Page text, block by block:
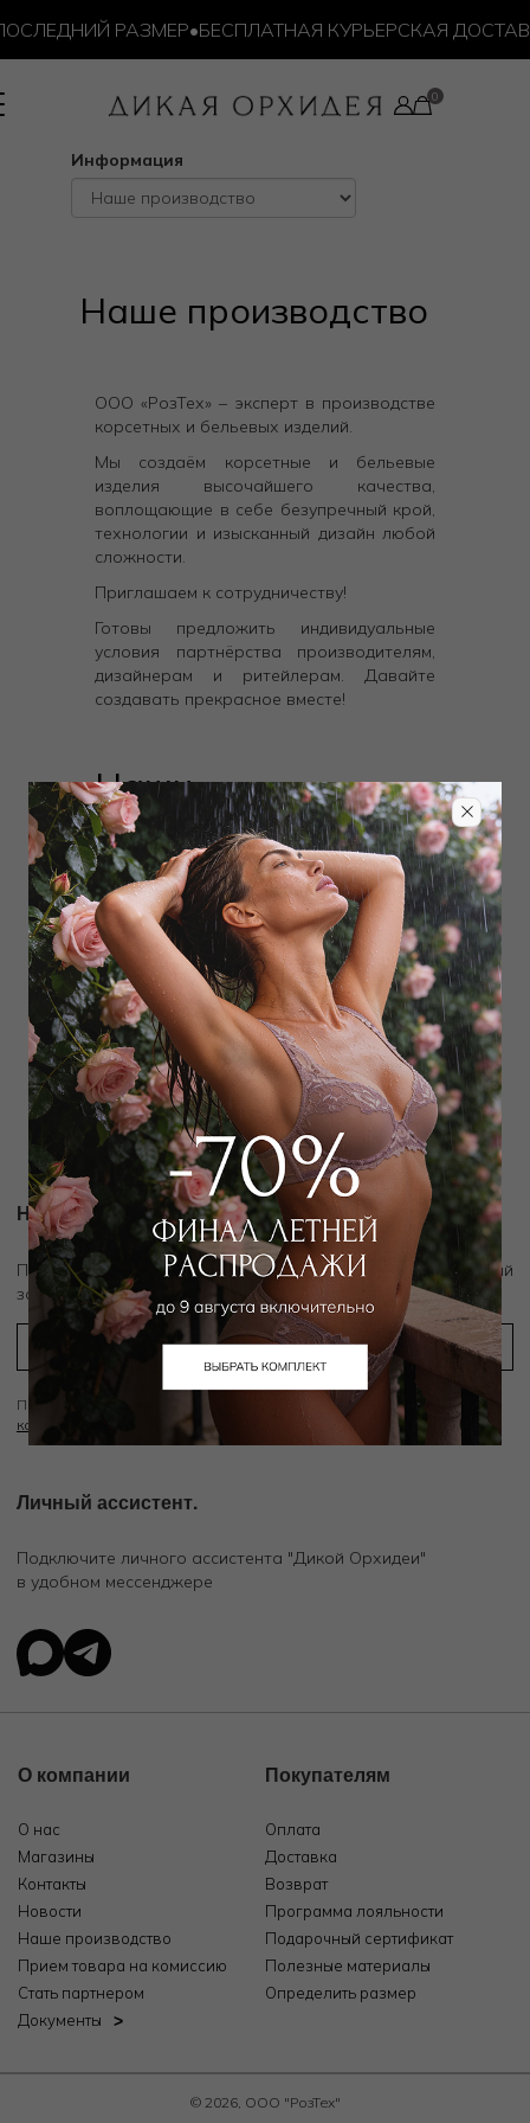
РАЗМЕР•БЕСПЛАТНАЯ КУРЬЕРСКАЯ
Информация
Наше производство
ООО «РозТех» – эксперт в производстве
корсетных и бельевых изделий.
Мы создаём корсетные и бельевые
изделия высочайшего качества,
воплощающие в себе безупречный крой,
технологии и изысканный дизайн любой
сложности.
Приглашаем к сотрудничеству!
Готовы предложить индивидуальные
условия партнёрства производителям,
дизайнерам и ритейлерам. Давайте
создавать прекрасное вместе!
Наши
преимущества:
Собственные производственные
мощности в России, оснащённые
современным оборудованием
Экспертное дизайн-конструкторское
бюро с полным циклом разработки
Возможность создания и отшива
эксклюзивных коллекций
Наше производство
Новости и акции
Подпишитесь на рассылку и получитескидку 10%
на первый
заказ
Подписываясь на рассылку вы соглашаетесь с условиями
Политики
конфиденциальности
Личный ассистент.
Подключите личного ассистента "Дикой Орхидеи"
в удобном мессенджере
О компании
О нас
Магазины
Контакты
Новости
Наше производство
Прием товара на комиссию
Стать партнером
Документы
Покупателям
Оплата
Доставка
Возврат
Программа лояльности
Подарочный сертификат
Полезные материалы
Определить размер
© 2026, ООО "РозТех"